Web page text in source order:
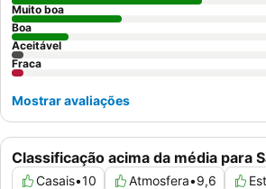
Para uma experiência mais tranquila, os
solicitar um quarto virado para o lado
principal.
Classificação acima da média para
Casais•10 Atmosfera•9,6
Muito boa
Boa
Aceitável
Fraca
Mostrar avaliações